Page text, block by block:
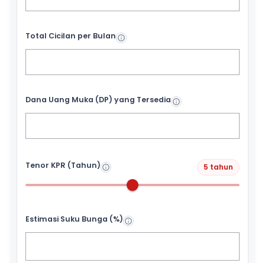
Total Cicilan per Bulan
Dana Uang Muka (DP) yang Tersedia
Tenor KPR (Tahun) 5 tahun
Estimasi Suku Bunga (%)